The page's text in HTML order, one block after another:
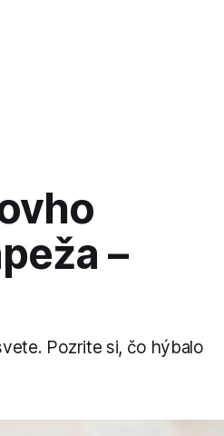
–
Pozrite si, čo hýbalo